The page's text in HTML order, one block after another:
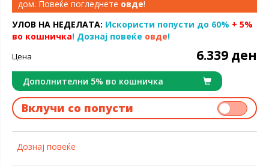
дом. Повеќе погледнете овде!
УЛОВ НА НЕДЕЛАТА: Искористи попусти до 60% + 5%
во кошничка! Дознај повеќе овде!
Цена 6.339 ден
Дополнителни 5% во кошничка
Вклучи со попусти
Дознај повеќе